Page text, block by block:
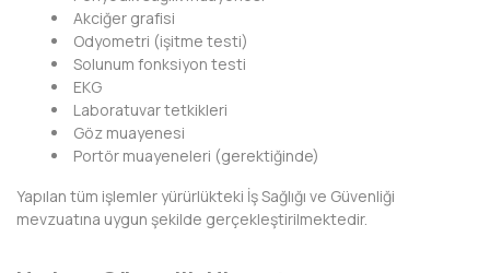
GÜMÜŞHANE
HAKKARİ
HATAY
IĞDIR
ISPARTA
Akciğer grafisi
Odyometri (işitme testi)
Solunum fonksiyon testi
EKG
Laboratuvar tetkikleri
Göz muayenesi
Portör muayeneleri (gerektiğinde)
Yapılan tüm işlemler yürürlükteki İş Sağlığı ve Güvenliği
mevzuatına uygun şekilde gerçekleştirilmektedir.